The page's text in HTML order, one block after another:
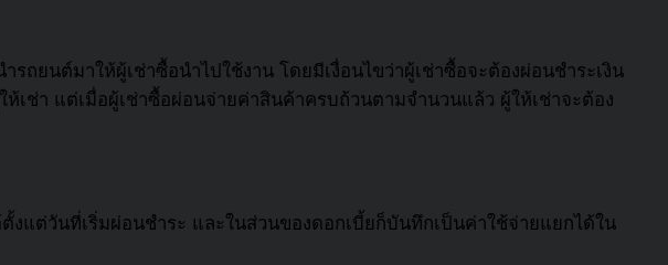
ถยนต์มาให้ผู้เช่าซื้อนำไปใช้งาน โดยมีเงื่อนไขว่าผู้เช่าซื้อจะต้องผ่อนชำระเงิน
เช่า แต่เมื่อผู้เช่าซื้อผ่อนจ่ายค่าสินค้าครบถ้วนตามจำนวนแล้ว ผู้ให้เช่าจะต้อง
งแต่วันที่เริ่มผ่อนชำระ และในส่วนของดอกเบี้ยก็บันทึกเป็นค่าใช้จ่ายแยกได้ใน